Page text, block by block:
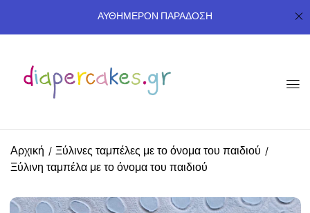
ΑΥΘΗΜΕΡΟΝ ΠΑΡΑΔΟΣΗ
Αρχική
Ξύλινες ταμπέλες με το όνομα του παιδιού
Ξύλινη ταμπέλα με το όνομα του παιδιού